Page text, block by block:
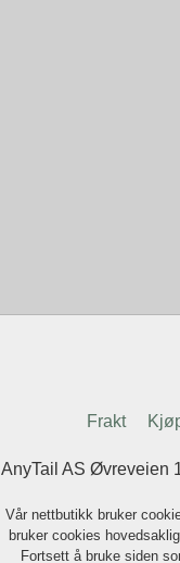
Frakt
AnyTail AS Øvreveien
Vår nettbutikk bruker
bruker cookies
Fortsett å bruke siden